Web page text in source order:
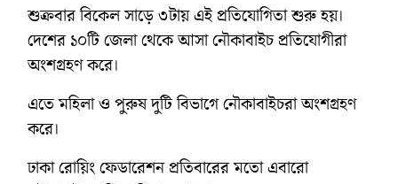
শুক্রবার বিকেল সাড়ে ৩টায় এই প্রতিযোগিতা শুরু হয়।
দেশের ১০টি জেলা থেকে আসা নৌকাবাইচ প্রতিযোগীরা
অংশগ্রহণ করে।
এতে মহিলা ও পুরুষ দুটি বিভাগে নৌকাবাইচরা অংশগ্রহণ
করে।
ঢাকা রোয়িং ফেডারেশন প্রতিবারের মতো এবারো